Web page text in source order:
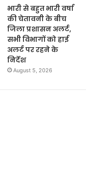
भारी से बहुत भारी वर्षा
की चेतावनी के बीच
जिला प्रशासन अलर्ट,
सभी विभागों को हाई
अलर्ट पर रहने के
निर्देश
August 5, 2026